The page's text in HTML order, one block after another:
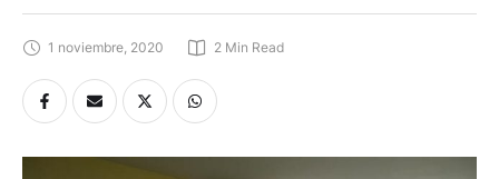
1 noviembre, 2020 2 Min Read